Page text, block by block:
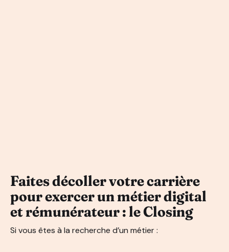
Faites décoller votre carrière
pour exercer un métier digital
et rémunérateur : le Closing
Si vous êtes à la recherche d’un métier :